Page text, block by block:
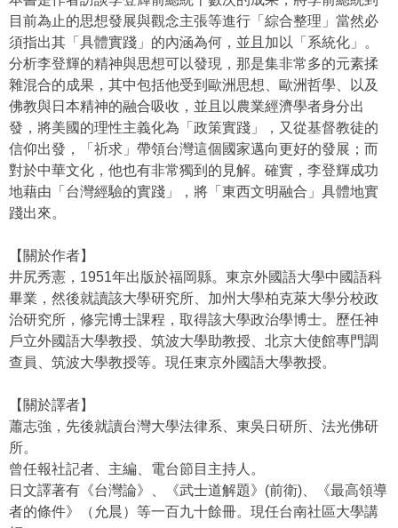
目前為止的思想發展與觀念主張等進行「綜合整理」當然必
須指出其「具體實踐」的內涵為何，並且加以「系統化」。
分析李登輝的精神與思想可以發現，那是集非常多的元素揉
雜混合的成果，其中包括他受到歐洲思想、歐洲哲學、以及
佛教與日本精神的融合吸收，並且以農業經濟學者身分出
發，將美國的理性主義化為「政策實踐」，又從基督教徒的
信仰出發，「祈求」帶領台灣這個國家邁向更好的發展；而
對於中華文化，他也有非常獨到的見解。確實，李登輝成功
地藉由「台灣經驗的實踐」，將「東西文明融合」具體地實
踐出來。
【關於作者】
井尻秀憲，1951年出版於福岡縣。東京外國語大學中國語科
畢業，然後就讀該大學研究所、加州大學柏克萊大學分校政
治研究所，修完博士課程，取得該大學政治學博士。歷任神
戶立外國語大學教授、筑波大學助教授、北京大使館專門調
查員、筑波大學教授等。現任東京外國語大學教授。
【關於譯者】
蕭志強，先後就讀台灣大學法律系、東吳日研所、法光佛研
所。
曾任報社記者、主編、電台節目主持人。
日文譯著有《台灣論》、《武士道解題》(前衛)、《最高領導
者的條件》（允晨）等一百九十餘冊。現任台南社區大學講